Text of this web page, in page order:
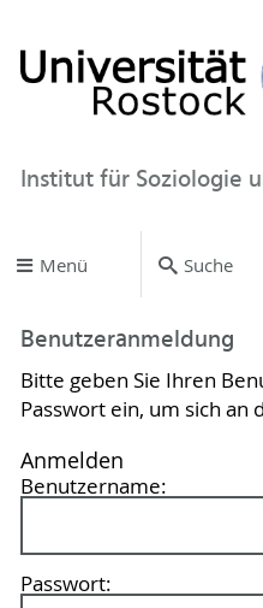
Institut für Soziologie
Menü Suche
Benutzeranmeldung
Bitte geben Sie Ihren
Passwort ein, um sich an
Anmelden
Benutzername:
Passwort: